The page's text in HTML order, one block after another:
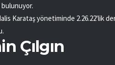
Karataş yönetiminde 2.26.22'lik
Çılgın